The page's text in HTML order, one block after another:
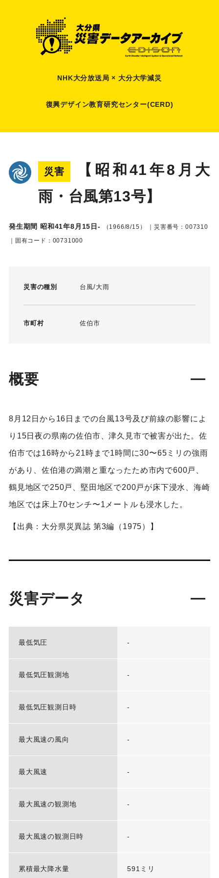
NHK大分放送局 × 大分大学減災
復興デザイン教育研究センター(CERD)
災害
【昭和41年8月大
雨・台風第13号】
発生期間 昭和41年8月15日- （1966/8/15）
｜災害番号：007310
｜固有コード：00731000
災害の種別 台風 大雨
市町村 佐伯市
概要
8月12日から16日までの台風13号及び前線の影響によ
り15日夜の県南の佐伯市、津久見市で被害が出た。佐
伯市では16時から21時まで1時間に30〜65ミリの強雨
があり、佐伯港の満潮と重なったため市内で600戸、
鶴見地区で250戸、堅田地区で200戸が床下浸水、海崎
地区では床上70センチ〜1メートルも浸水した。
【出典：大分県災異誌 第3編（1975）】
災害データ
最低気圧 -
最低気圧観測地 -
最低気圧観測日時 -
最大風速の風向 -
最大風速 -
最大風速の観測地 -
最大風速の観測日時 -
累積最大降水量 591ミリ